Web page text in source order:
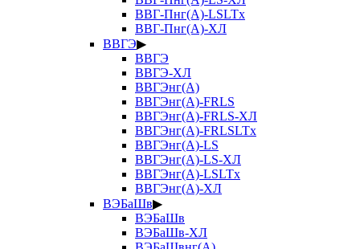
ВВГ-Пнг(А)-LSLTx
ВВГ-Пнг(А)-ХЛ
ВВГЭ▶
ВВГЭ
ВВГЭ-ХЛ
ВВГЭнг(А)
ВВГЭнг(А)-FRLS
ВВГЭнг(А)-FRLS-ХЛ
ВВГЭнг(А)-FRLSLTx
ВВГЭнг(А)-LS
ВВГЭнг(А)-LS-ХЛ
ВВГЭнг(А)-LSLTx
ВВГЭнг(А)-ХЛ
ВЭБаШв▶
ВЭБаШв
ВЭБаШв-ХЛ